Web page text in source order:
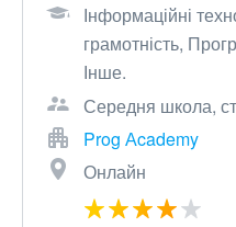
Інформаційні
грамотність,
Інше.
Середня школа,
Prog Аcademy
Онлайн